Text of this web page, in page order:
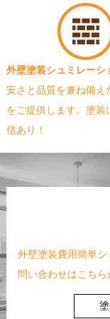
外壁塗装シュミレーシ
安さと品質を兼ね備え
をご提供します。塗装
信あり！
外壁塗装費用簡単
問い合わせはこちら